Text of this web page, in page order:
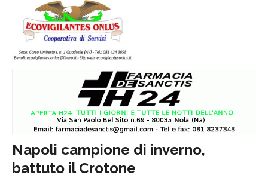
Napoli campione di inverno,
battuto il Crotone